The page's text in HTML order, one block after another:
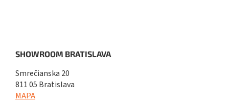
SHOWROOM BRATISLAVA
Smrečianska 20
811 05 Bratislava
MAPA